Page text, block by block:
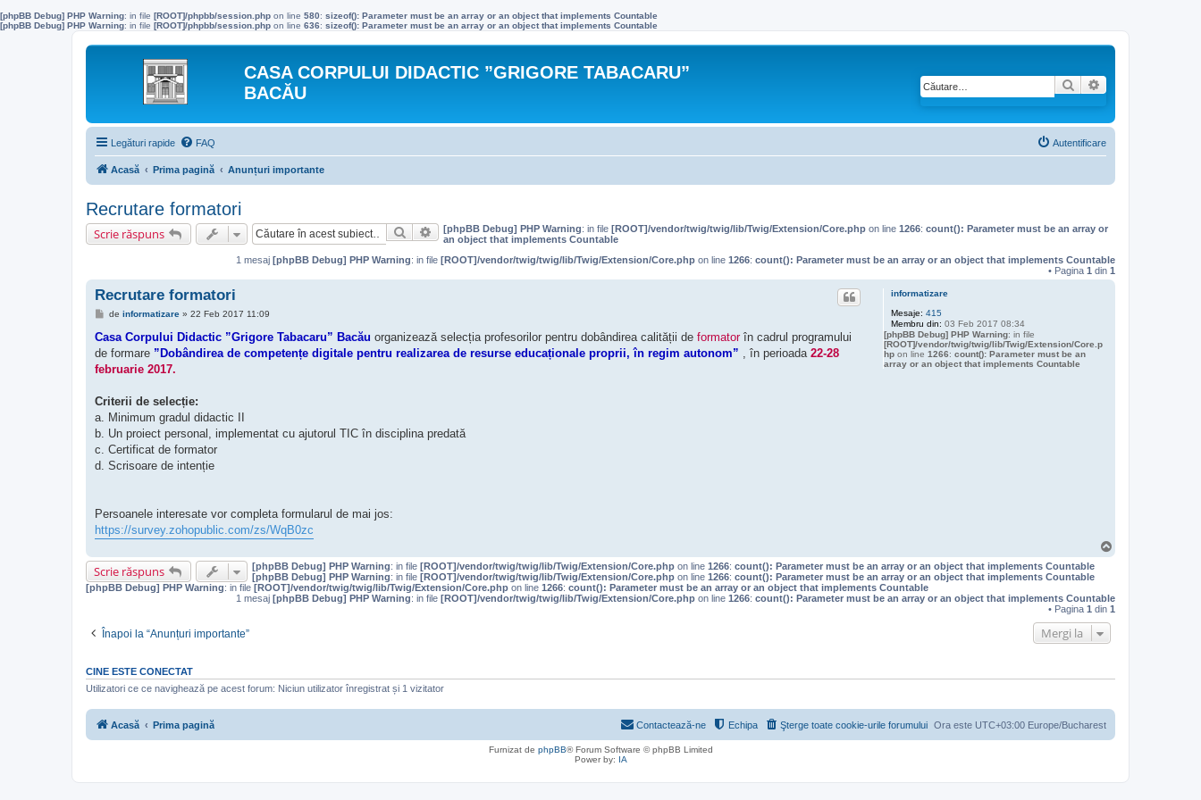
[phpBB Debug] PHP Warning: in file [ROOT]/phpbb/session.php on line 580: sizeof(): Parameter must be an array or an object that implements Countable
[phpBB Debug] PHP Warning: in file [ROOT]/phpbb/session.php on line 636: sizeof(): Parameter must be an array or an object that implements Countable
CASA CORPULUI DIDACTIC ”GRIGORE TABACARU”
BACĂU
Căutare
Legături rapide FAQ Autentificare
Acasă Prima pagină Anunțuri importante
Recrutare formatori
Scrie răspuns CăutareCăutare avansată
[phpBB Debug] PHP Warning: in file [ROOT]/vendor/twig/twig/lib/Twig/Extension/Core.php on line 1266: count(): Parameter must be an array or
an object that implements Countable
1 mesaj [phpBB Debug] PHP Warning: in file [ROOT]/vendor/twig/twig/lib/Twig/Extension/Core.php on line 1266: count(): Parameter must be an array or an object that implements Countable
• Pagina 1 din 1
informatizare
Mesaje: 415
Membru din: 03 Feb 2017 08:34
[phpBB Debug] PHP Warning: in file
[ROOT]/vendor/twig/twig/lib/Twig/Extension/Core.p
hpon line 1266: count(): Parameter must be an
array or an object that implements Countable
Recrutare formatori
M
s
j
de informatizare» 22 Feb 2017 11:09
Casa Corpului Didactic ”Grigore Tabacaru” Bacău organizează selecția profesorilor pentru dobândirea calității de formator în cadrul programului
de formare ”Dobândirea de competențe digitale pentru realizarea de resurse educaționale proprii, în regim autonom” , în perioada 22-28
februarie 2017.
Criterii de selecție:
a. Minimum gradul didactic II
b. Un proiect personal, implementat cu ajutorul TIC în disciplina predată
c. Certificat de formator
d. Scrisoare de intenție
Persoanele interesate vor completa formularul de mai jos:
https://survey.zohopublic.com/zs/WqB0zc
Scrie răspuns [phpBB Debug] PHP Warning: in file [ROOT]/vendor/twig/twig/lib/Twig/Extension/Core.php on line 1266: count(): Parameter must be an array or an object that implements Countable
[phpBB Debug] PHP Warning: in file [ROOT]/vendor/twig/twig/lib/Twig/Extension/Core.php on line 1266: count(): Parameter must be an array or an object that implements Countable
[phpBB Debug] PHP Warning: in file [ROOT]/vendor/twig/twig/lib/Twig/Extension/Core.php on line 1266: count(): Parameter must be an array or an object that implements Countable
1 mesaj [phpBB Debug] PHP Warning: in file [ROOT]/vendor/twig/twig/lib/Twig/Extension/Core.php on line 1266: count(): Parameter must be an array or an object that implements Countable
• Pagina 1 din 1
Înapoi la “Anunțuri importante” Mergi la
CINE ESTE CONECTAT
Utilizatori ce ce navighează pe acest forum: Niciun utilizator înregistrat și 1 vizitator
Acasă Prima pagină Ora este UTC+03:00 Europe/Bucharest
Şterge toate cookie-urile forumului
Echipa
Contactează-ne
Furnizat de phpBB® Forum Software © phpBB Limited
Power by: IA